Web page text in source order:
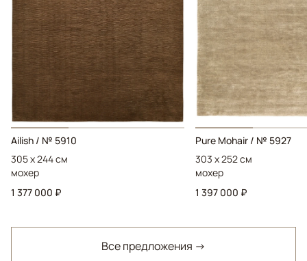
Ailish / № 5910
305 x 244 см
мохер
1 377 000 ₽
Pure Mohair / № 5927
303 x 252 см
мохер
1 397 000 ₽
Все предложения →